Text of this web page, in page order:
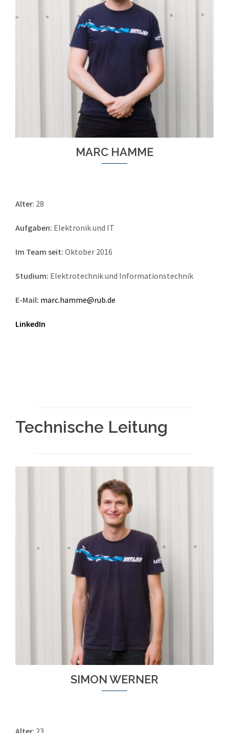
MARC HAMME
Alter: 28
Aufgaben: Elektronik und IT
Im Team seit: Oktober 2016
Studium: Elektrotechnik und Informationstechnik
E-Mail: marc.hamme@rub.de
LinkedIn
Technische Leitung
SIMON WERNER